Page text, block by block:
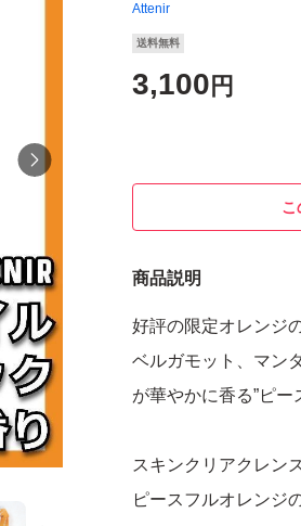
Attenir
送料無料
3,100 円
こ
商品説明
好評の限定オレンジ
ベルガモット、マン
が華やかに香る”ピー
スキンクリアクレン
ピースフルオレンジ